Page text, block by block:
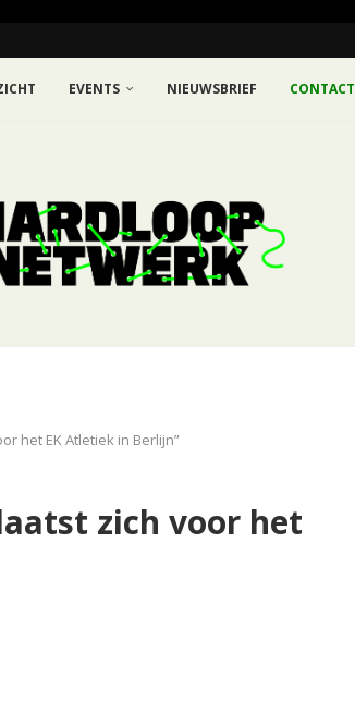
EVENTS NIEUWSBRIEF CONTACT
het EK Atletiek in Berlijn”
zich voor het